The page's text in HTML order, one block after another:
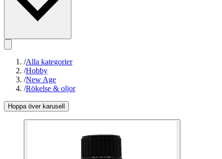
/Alla kategorier
/Hobby
/New Age
/Rökelse & oljor
Hoppa över karusell